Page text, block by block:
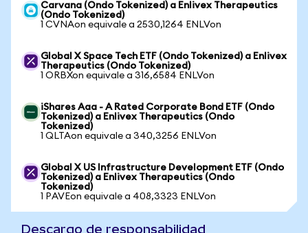
Carvana (Ondo Tokenized) a Enlivex Therapeutics
(Ondo Tokenized)
1 CVNAon equivale a 2530,1264 ENLVon
Global X Space Tech ETF (Ondo Tokenized) a Enlivex
Therapeutics (Ondo Tokenized)
1 ORBXon equivale a 316,6584 ENLVon
iShares Aaa - A Rated Corporate Bond ETF (Ondo
Tokenized) a Enlivex Therapeutics (Ondo
Tokenized)
1 QLTAon equivale a 340,3256 ENLVon
Global X US Infrastructure Development ETF (Ondo
Tokenized) a Enlivex Therapeutics (Ondo
Tokenized)
1 PAVEon equivale a 408,3323 ENLVon
Descargo de responsabilidad